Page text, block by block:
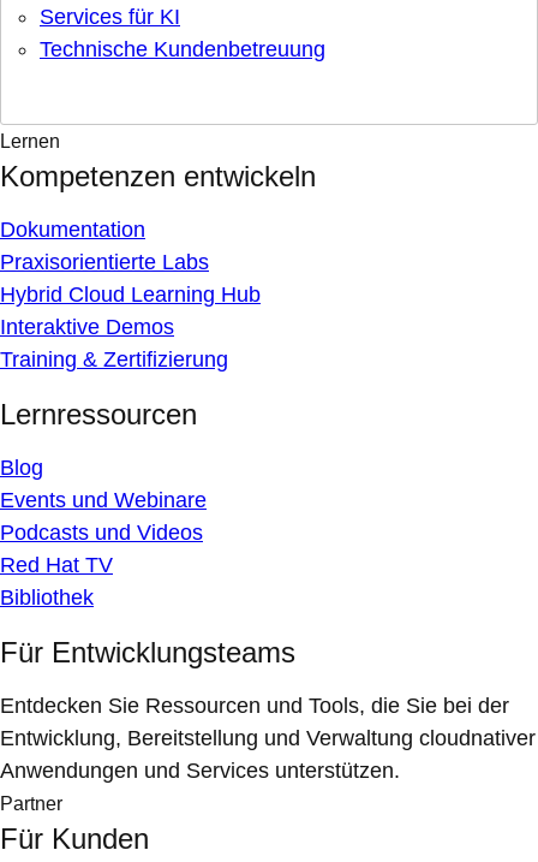
Services für KI
Technische Kundenbetreuung
Lernen
Kompetenzen entwickeln
Dokumentation
Praxisorientierte Labs
Hybrid Cloud Learning Hub
Interaktive Demos
Training & Zertifizierung
Lernressourcen
Blog
Events und Webinare
Podcasts und Videos
Red Hat TV
Bibliothek
Für Entwicklungsteams
Entdecken Sie Ressourcen und Tools, die Sie bei der
Entwicklung, Bereitstellung und Verwaltung cloudnativer
Anwendungen und Services unterstützen.
Partner
Für Kunden